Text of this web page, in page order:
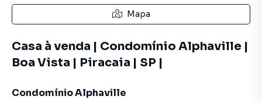
Mapa
Casa à venda | Condomínio Alphaville |
Boa Vista | Piracaia | SP |
Condomínio Alphaville